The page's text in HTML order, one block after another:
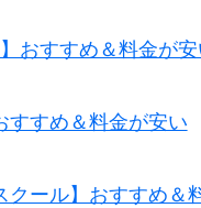
おすすめ＆料金が安
すめ＆料金が安い
ール】おすすめ＆